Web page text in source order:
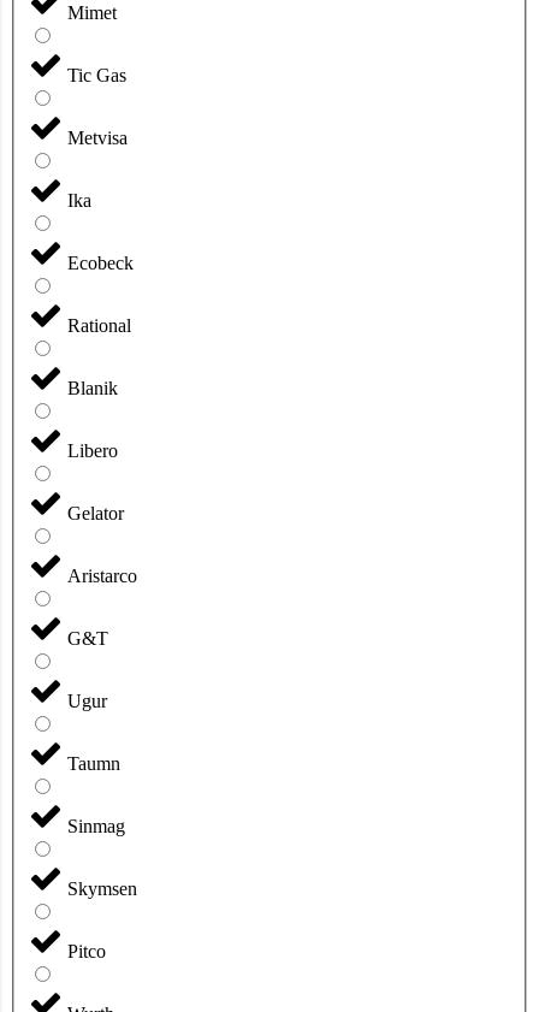
Mimet
Tic Gas
Metvisa
Ika
Ecobeck
Rational
Blanik
Libero
Gelator
Aristarco
G&T
Ugur
Taumn
Sinmag
Skymsen
Pitco